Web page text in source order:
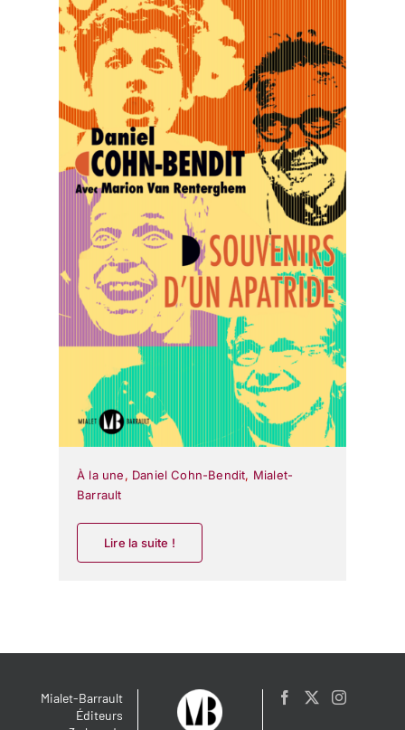
À la une, Daniel Cohn-Bendit, Mialet-
Barrault
Lire la suite !
Mialet-Barrault
Éditeurs